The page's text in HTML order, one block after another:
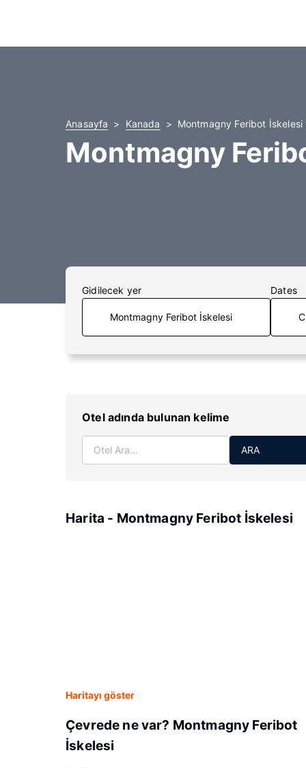
Anasayfa Kanada Montmagny Feribot İskelesi
Montmagny
Gidilecek yer Dates
Otel adında bulunan kelime
ARA
Harita - Montmagny Feribot İskelesi
Haritayı göster
Çevrede ne var? Montmagny Feribot
İskelesi